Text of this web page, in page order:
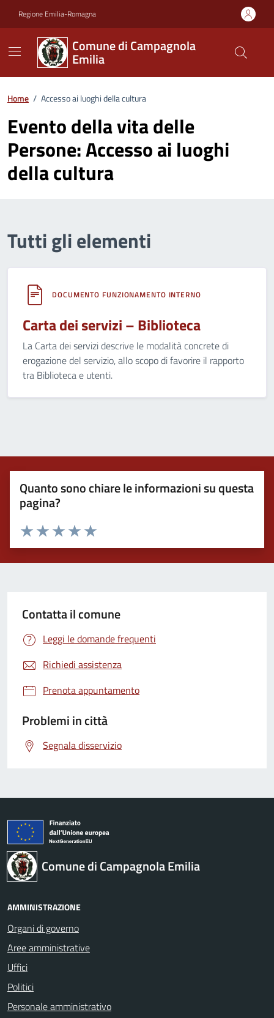
Regione Emilia-Romagna
Comune di Campagnola
Emilia
Home / Accesso ai luoghi della cultura
Evento della vita delle
Persone:Accesso ai luoghi
della cultura
Tutti gli elementi
DOCUMENTO FUNZIONAMENTO INTERNO
Carta dei servizi – Biblioteca
La Carta dei servizi descrive le modalità concrete di
erogazione del servizio, allo scopo di favorire il rapporto
tra Biblioteca e utenti.
Quanto sono chiare le informazioni su questa
pagina?
Valuta 5 stelle su 5
Valuta 4 stelle su 5
Valuta 3 stelle su 5
Valuta 2 stelle su 5
Valuta 1 stelle su 5
Contatta il comune
Leggi le domande frequenti
Richiedi assistenza
Prenota appuntamento
Problemi in città
Segnala disservizio
Comune di Campagnola Emilia
AMMINISTRAZIONE
Organi di governo
Aree amministrative
Uffici
Politici
Personale amministrativo